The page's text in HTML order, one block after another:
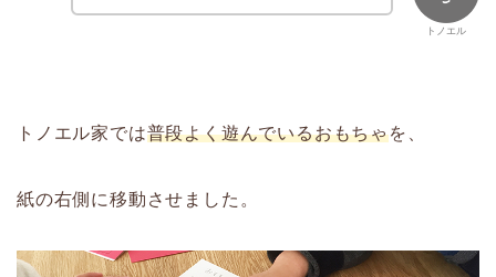
トノエル
トノエル家では普段よく遊んでいるおもちゃを、
紙の右側に移動させました。